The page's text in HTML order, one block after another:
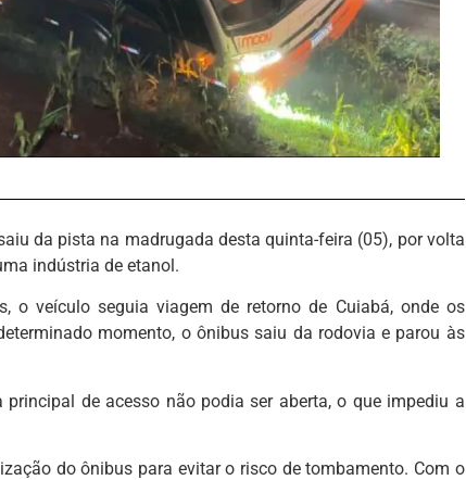
da pista na madrugada desta quinta-feira (05), por volta
indústria de etanol.
o veículo seguia viagem de retorno de Cuiabá, onde os
momento, o ônibus saiu da rodovia e parou às
de acesso não podia ser aberta, o que impediu a
do ônibus para evitar o risco de tombamento. Com o